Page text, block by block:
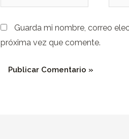
Guarda mi nombre, correo
próxima vez que comente.